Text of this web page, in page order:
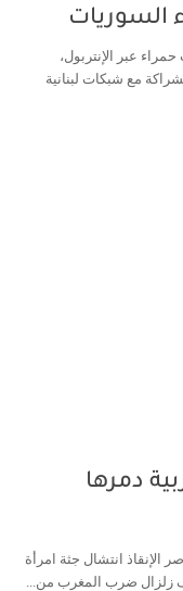
السوريات
عبر الإنتربول،
مع شبكات لبنانية
دمرها
الإنقاذ انتشال جثة امرأة
زلزال ضرب المغرب من...